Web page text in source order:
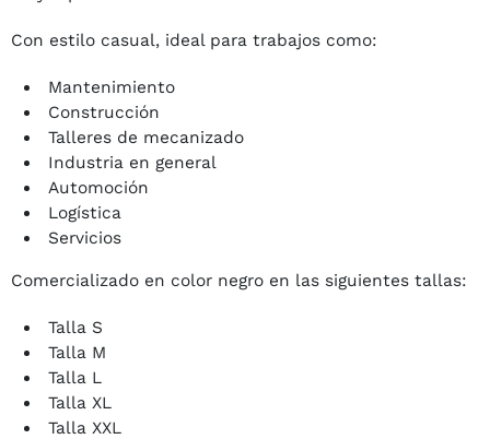
Con estilo casual, ideal para trabajos como:
Mantenimiento
Construcción
Talleres de mecanizado
Industria en general
Automoción
Logística
Servicios
Comercializado en color negro en las siguientes tallas:
Talla S
Talla M
Talla L
Talla XL
Talla XXL